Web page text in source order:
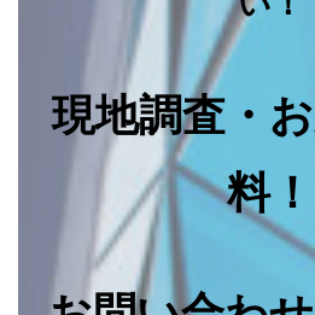
現地調査・
料！